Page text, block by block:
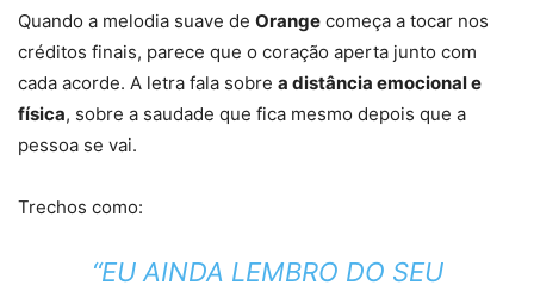
Quando a melodia suave de Orange começa a tocar nos
créditos finais, parece que o coração aperta junto com
cada acorde. A letra fala sobre a distância emocional e
física, sobre a saudade que fica mesmo depois que a
pessoa se vai.
Trechos como:
“EU AINDA LEMBRO DO SEU